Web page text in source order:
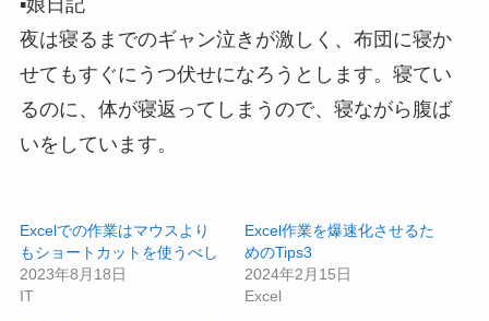
夜は寝るまでのギャン泣きが激しく、布団に寝か
せてもすぐにうつ伏せになろうとします。寝てい
るのに、体が寝返ってしまうので、寝ながら腹ば
いをしています。
Excelでの作業はマウスより
もショートカットを使うべし
2023年8月18日
IT
Excel作業を爆速化させるた
めのTips3
2024年2月15日
Excel